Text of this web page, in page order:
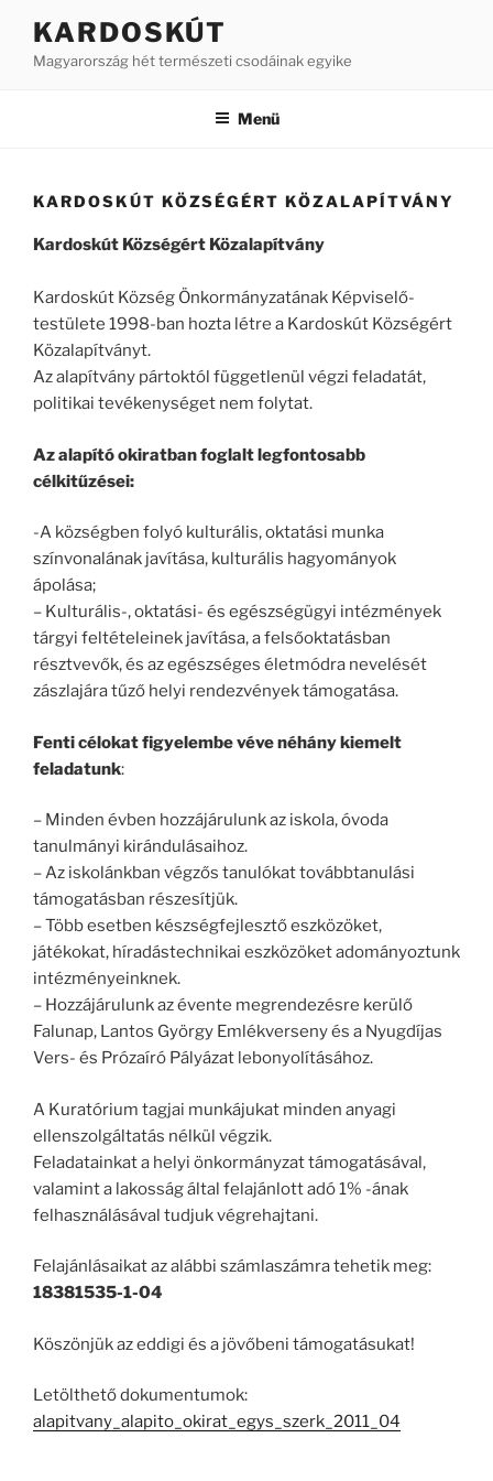
KARDOSKÚT
Magyarország hét természeti csodáinak egyike
Menü
KARDOSKÚT KÖZSÉGÉRT KÖZALAPÍTVÁNY
Kardoskút Községért Közalapítvány
Kardoskút Község Önkormányzatának Képviselő-
testülete 1998-ban hozta létre a Kardoskút Községért
Közalapítványt.
Az alapítvány pártoktól függetlenül végzi feladatát,
politikai tevékenységet nem folytat.
Az alapító okiratban foglalt legfontosabb
célkitűzései:
-A községben folyó kulturális, oktatási munka
színvonalának javítása, kulturális hagyományok
ápolása;
– Kulturális-, oktatási- és egészségügyi intézmények
tárgyi feltételeinek javítása, a felsőoktatásban
résztvevők, és az egészséges életmódra nevelését
zászlajára tűző helyi rendezvények támogatása.
Fenti célokat figyelembe véve néhány kiemelt
feladatunk:
– Minden évben hozzájárulunk az iskola, óvoda
tanulmányi kirándulásaihoz.
– Az iskolánkban végzős tanulókat továbbtanulási
támogatásban részesítjük.
– Több esetben készségfejlesztő eszközöket,
játékokat, híradástechnikai eszközöket adományoztunk
intézményeinknek.
– Hozzájárulunk az évente megrendezésre kerülő
Falunap, Lantos György Emlékverseny és a Nyugdíjas
Vers- és Prózaíró Pályázat lebonyolításához.
A Kuratórium tagjai munkájukat minden anyagi
ellenszolgáltatás nélkül végzik.
Feladatainkat a helyi önkormányzat támogatásával,
valamint a lakosság által felajánlott adó 1% -ának
felhasználásával tudjuk végrehajtani.
Felajánlásaikat az alábbi számlaszámra tehetik meg:
18381535-1-04
Köszönjük az eddigi és a jövőbeni támogatásukat!
Letölthető dokumentumok:
alapitvany_alapito_okirat_egys_szerk_2011_04